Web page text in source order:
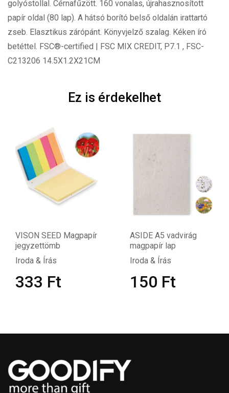
golyóstollal. Cérnafűzött. 160 vonalas, újrahasznosított
papír oldal (80 lap). A hátsó borító belső oldalán irattartó
zseb. Elasztikus zárópánt. Könyvjelző szalag. Kéken író
betéttel. FSC®-certified | FSC MIX CREDIT, P7.1 , FSC-
C213206 14.5X1.2X21CM
Ez is érdekelhet
VISON SEED Magpapír
jegyzettömb
Iroda & Írás
333 Ft
ASIDE A5 vadvirág
magpapír lap
Iroda & Írás
150 Ft